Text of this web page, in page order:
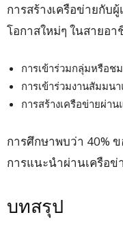
การสร้างเครือข่ายกับ
โอกาสใหม่ๆ ในสายอ
การเข้าร่วมกลุ่มหรือช
การเข้าร่วมงานสัมมน
การสร้างเครือข่ายผ่า
การศึกษาพบว่า 40%
การแนะนำผ่านเครือ
บทสรุป